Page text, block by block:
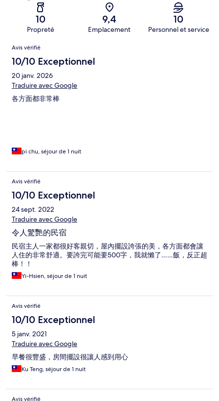
10
Propreté
9,4
Emplacement
10
Personnel et service
Avis
Avis vérifié
10/10 Exceptionnel
20 janv. 2026
Traduire avec Google
各方面都非常棒
pi chu, séjour de 1 nuit
Avis vérifié
10/10 Exceptionnel
24 sept. 2022
Traduire avec Google
令人驚艷的民宿
民宿主人一家都很好客親切，屋內擺設誇張的美，各方面都會讓
人住的非常舒適。要誇完可能要500字，我就懶了……飯，反正超
棒！！
Yi-Hsien, séjour de 1 nuit
Avis vérifié
10/10 Exceptionnel
5 janv. 2021
Traduire avec Google
早餐很豐盛，房間擺設很讓人感到用心
Ku Teng, séjour de 1 nuit
Avis vérifié